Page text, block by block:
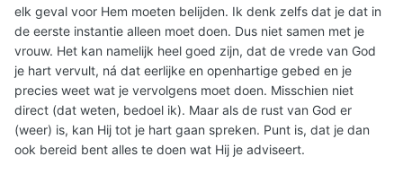
elk geval voor Hem moeten belijden. Ik denk zelfs dat je dat in
de eerste instantie alleen moet doen. Dus niet samen met je
vrouw. Het kan namelijk heel goed zijn, dat de vrede van God
je hart vervult, ná dat eerlijke en openhartige gebed en je
precies weet wat je vervolgens moet doen. Misschien niet
direct (dat weten, bedoel ik). Maar als de rust van God er
(weer) is, kan Hij tot je hart gaan spreken. Punt is, dat je dan
ook bereid bent alles te doen wat Hij je adviseert.